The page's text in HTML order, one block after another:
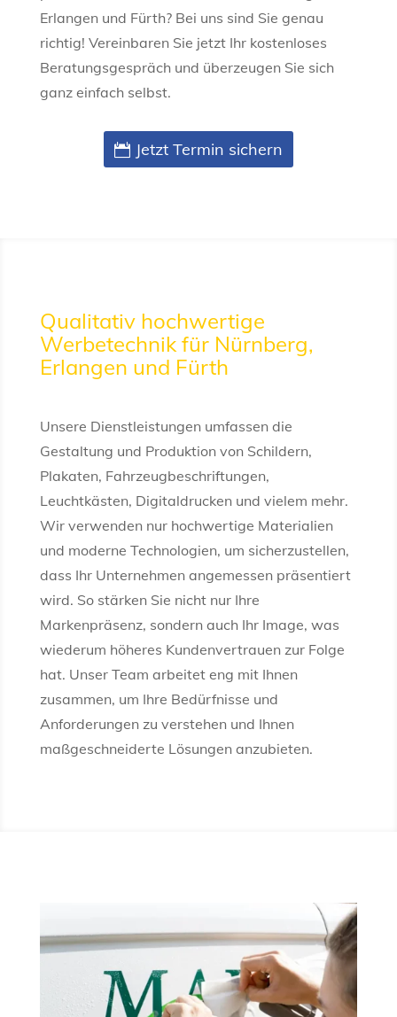
Erlangen und Fürth? Bei uns sind Sie genau
richtig! Vereinbaren Sie jetzt Ihr kostenloses
Beratungsgespräch und überzeugen Sie sich
ganz einfach selbst.
Jetzt Termin sichern
Qualitativ hochwertige
Werbetechnik für Nürnberg,
Erlangen und Fürth
Unsere Dienstleistungen umfassen die
Gestaltung und Produktion von Schildern,
Plakaten, Fahrzeugbeschriftungen,
Leuchtkästen, Digitaldrucken und vielem mehr.
Wir verwenden nur hochwertige Materialien
und moderne Technologien, um sicherzustellen,
dass Ihr Unternehmen angemessen präsentiert
wird. So stärken Sie nicht nur Ihre
Markenpräsenz, sondern auch Ihr Image, was
wiederum höheres Kundenvertrauen zur Folge
hat. Unser Team arbeitet eng mit Ihnen
zusammen, um Ihre Bedürfnisse und
Anforderungen zu verstehen und Ihnen
maßgeschneiderte Lösungen anzubieten.